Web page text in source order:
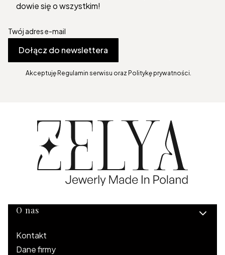
dowie się o wszystkim!
Twój adres e-mail
Dołącz do newslettera
Akceptuję Regulamin serwisu oraz Politykę prywatności.
Linki w stopce
O nas
Kontakt
Dane firmy